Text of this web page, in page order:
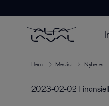
Hem Media Nyheter
2023-02-02